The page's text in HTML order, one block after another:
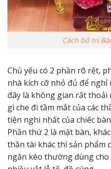
Cách bố trí
Chủ yếu có 2 phần rõ rệt,
nhà kích cỡ nhỏ đủ để
đây là không gian rất
gì che đi tầm mắt của các
tiện nghi nhất của chiếc
Phần thứ 2 là mặt bàn,
thần tài khác thì sản phẩm
ngăn kéo thường dùng